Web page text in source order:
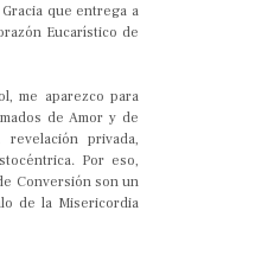
que entrega a
Eucarístico de
me aparezco para
de Amor y de
privada,
Por eso,
Conversión son un
de la Misericordia